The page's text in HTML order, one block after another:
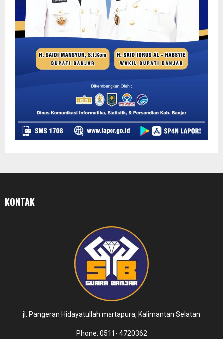
KONTAK
jl. Pangeran Hidayatullah martapura, Kalimantan Selatan
Phone: 0511- 4720362